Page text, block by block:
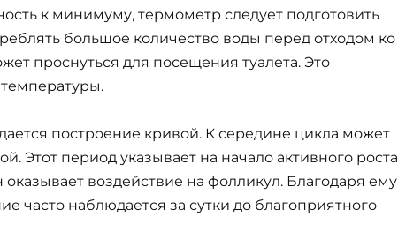
к минимуму, термометр следует подготовить
большое количество воды перед отходом ко
проснуться для посещения туалета. Это
построение кривой. К середине цикла может
Этот период указывает на начало активного роста
воздействие на фолликул. Благодаря ему
часто наблюдается за сутки до благоприятного